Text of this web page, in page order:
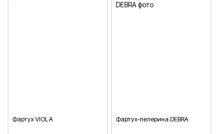
Фартух VIOLA Фартух-пелерина DEBRA